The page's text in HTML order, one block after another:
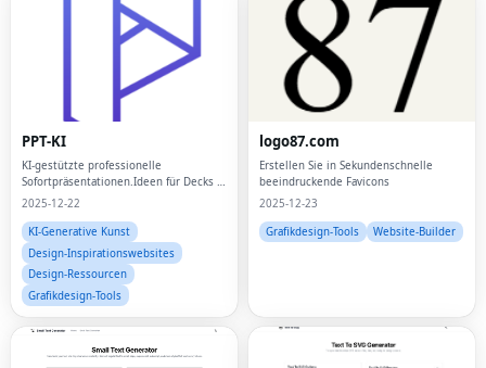
PPT-KI
KI-gestützte professionelle
Sofortpräsentationen.Ideen für Decks in
wenigen Minuten.
2025-12-22
KI-Generative Kunst
Design-Inspirationswebsites
Design-Ressourcen
Grafikdesign-Tools
logo87.com
Erstellen Sie in Sekundenschnelle
beeindruckende Favicons
2025-12-23
Grafikdesign-Tools
Website-Builder